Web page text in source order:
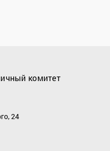
комитет
24